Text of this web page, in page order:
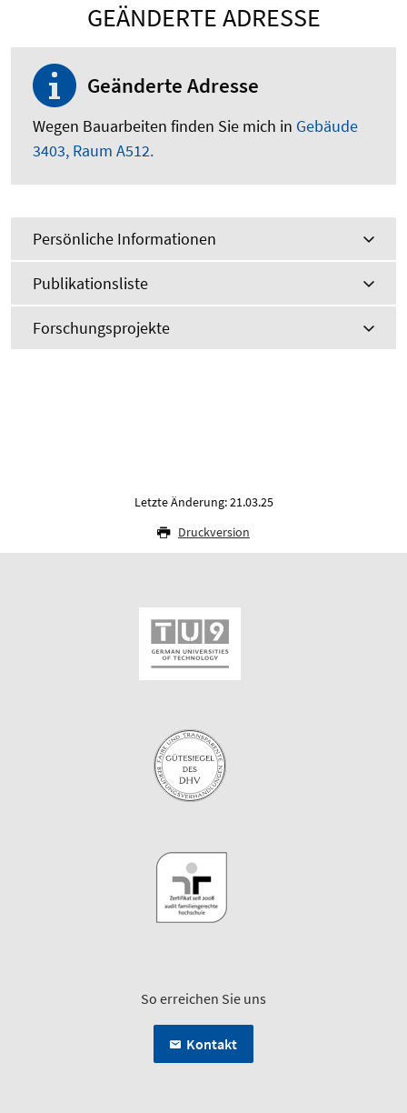
GEÄNDERTE ADRESSE
Geänderte Adresse
Wegen Bauarbeiten finden Sie mich in Gebäude
3403, Raum A512.
Persönliche Informationen
Publikationsliste
Forschungsprojekte
Letzte Änderung: 21.03.25
Druckversion
So erreichen Sie uns
Kontakt